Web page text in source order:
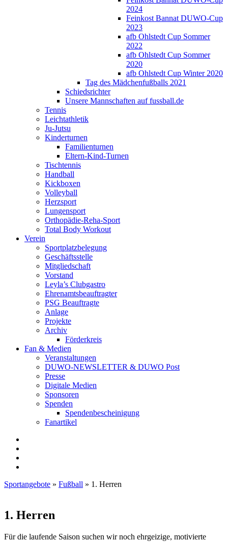
2024
Feinkost Bannat DUWO-Cup
2023
afb Ohlstedt Cup Sommer
2022
afb Ohlstedt Cup Sommer
2020
afb Ohlstedt Cup Winter 2020
Tag des Mädchenfußballs 2021
Schiedsrichter
Unsere Mannschaften auf fussball.de
Tennis
Leichtathletik
Ju-Jutsu
Kinderturnen
Familienturnen
Eltern-Kind-Turnen
Tischtennis
Handball
Kickboxen
Volleyball
Herzsport
Lungensport
Orthopädie-Reha-Sport
Total Body Workout
Verein
Sportplatzbelegung
Geschäftsstelle
Mitgliedschaft
Vorstand
Leyla’s Clubgastro
Ehrenamtsbeauftragter
PSG Beauftragte
Anlage
Projekte
Archiv
Förderkreis
Fan & Medien
Veranstaltungen
DUWO-NEWSLETTER & DUWO Post
Presse
Digitale Medien
Sponsoren
Spenden
Spendenbescheinigung
Fanartikel
Sportangebote » Fußball » 1. Herren
1. Herren
Für die laufende Saison suchen wir noch ehrgeizige, motivierte